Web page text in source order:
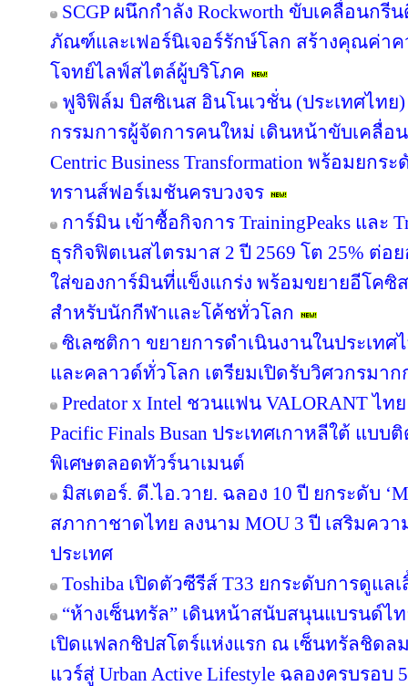
SCGP ผนึกกำลัง Rockworth ขับเคลื่อนก
ภัณฑ์และเฟอร์นิเจอร์รักษ์โลก สร้างคุณค่า
โจทย์ไลฟ์สไตล์ผู้บริโภค
ฟูจิฟิล์ม บิสซิเนส อินโนเวชั่น (ประเทศไทย)
กรรมการผู้จัดการคนใหม่ เดินหน้าขับเคลื่อ
Centric Business Transformation พร้อมย
ทรานส์ฟอร์เมชันครบวงจร
การ์มิน เข้าซื้อกิจการ TrainingPeaks และ
ธุรกิจฟิตเนสไตรมาส 2 ปี 2569 โต 25% ต่
ใส่ของการ์มินที่แข็งแกร่ง พร้อมขยายอีโคซิ
สำหรับนักกีฬาและโค้ชทั่วโลก
ซิเลซติกา ขยายการดำเนินงานในประเทศ
และคลาวด์ทั่วโลก เตรียมเปิดรับวิศวกรมาก
Predator x Intel ชวนแฟน VALORANT ไ
Pacific Finals Busan ประเทศเกาหลีใต้ แ
พิเศษตลอดทัวร์นาเมนต์
มิสเตอร์. ดี.ไอ.วาย. ฉลอง 10 ปี ยกระดับ
สภากาชาดไทย ลงนาม MOU 3 ปี เสริมคว
ประเทศ
Toshiba เปิดตัวซีรีส์ T33 ยกระดับการดูแ
“ห้างเซ็นทรัล” เดินหน้าสนับสนุนแบรนด์ไ
เปิดแฟลกชิปสโตร์แห่งแรก ณ เซ็นทรัลชิดล
แวร์สู่ Urban Active Lifestyle ฉลองครบรอ